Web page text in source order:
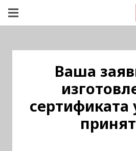
Ваша
сертификата